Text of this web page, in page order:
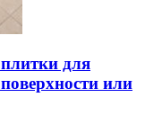
для
или